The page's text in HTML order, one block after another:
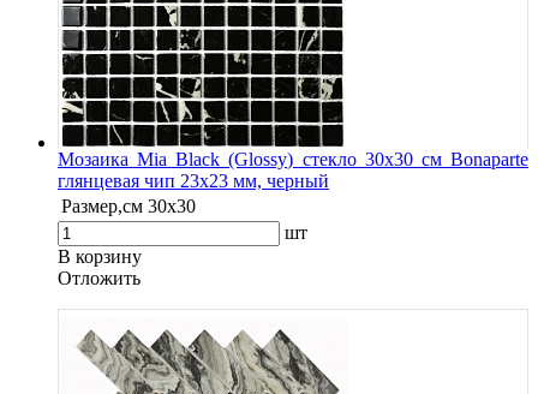
Мозаика Mia Black (Glossy) стекло 30х30 см Bonaparte
глянцевая чип 23х23 мм, черный
Размер,см 30х30
шт
В корзину
Oтложить